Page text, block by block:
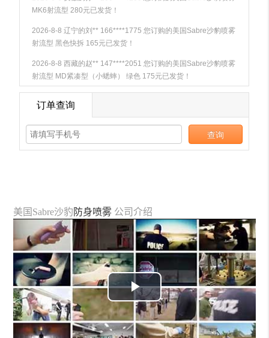
美国Sabre沙豹 防身喷雾 公司介绍
Play
Video